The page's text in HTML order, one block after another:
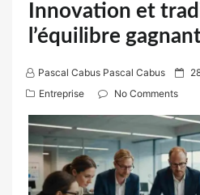
Innovation et
l’équilibre
Pascal Cabus Pascal Cabus
P
e
d
o
Entreprise
No Comments